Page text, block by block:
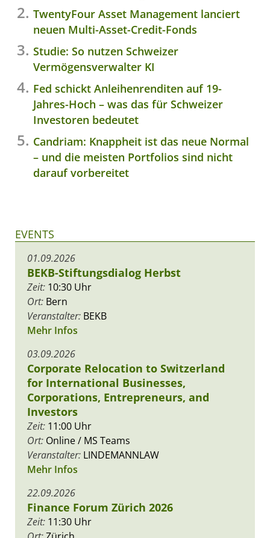
TwentyFour Asset Management lanciert
neuen Multi-Asset-Credit-Fonds
Studie: So nutzen Schweizer
Vermögensverwalter KI
Fed schickt Anleihenrenditen auf 19-
Jahres-Hoch – was das für Schweizer
Investoren bedeutet
Candriam: Knappheit ist das neue Normal
– und die meisten Portfolios sind nicht
darauf vorbereitet
EVENTS
01.09.2026
BEKB-Stiftungsdialog Herbst
Zeit: 10:30 Uhr
Ort: Bern
Veranstalter: BEKB
Mehr Infos
03.09.2026
Corporate Relocation to Switzerland
for International Businesses,
Corporations, Entrepreneurs, and
Investors
Zeit: 11:00 Uhr
Ort: Online / MS Teams
Veranstalter: LINDEMANNLAW
Mehr Infos
22.09.2026
Finance Forum Zürich 2026
Zeit: 11:30 Uhr